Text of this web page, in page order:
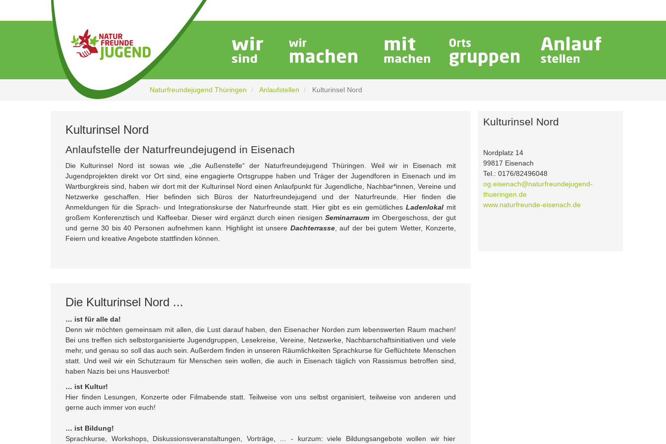
Naturfreundejugend Thüringen Anlaufstellen Kulturinsel Nord
Kulturinsel Nord
Anlaufstelle der Naturfreundejugend in Eisenach
Die Kulturinsel Nord ist sowas wie „die Außenstelle“ der Naturfreundejugend Thüringen. Weil wir in Eisenach mit
Jugendprojekten direkt vor Ort sind, eine engagierte Ortsgruppe haben und Träger der Jugendforen in Eisenach und im
Wartburgkreis sind, haben wir dort mit der Kulturinsel Nord einen Anlaufpunkt für Jugendliche, Nachbar*innen, Vereine und
Netzwerke geschaffen. Hier befinden sich Büros der Naturfreundejugend und der Naturfreunde. Hier finden die
Anmeldungen für die Sprach- und Integrationskurse der Naturfreunde statt. Hier gibt es ein gemütliches Ladenlokalmit
großem Konferenztisch und Kaffeebar. Dieser wird ergänzt durch einen riesigenSeminarraum im Obergeschoss, der gut
und gerne 30 bis 40 Personen aufnehmen kann. Highlight ist unsere Dachterrasse, auf der bei gutem Wetter, Konzerte,
Feiern und kreative Angebote stattfinden können.
Die Kulturinsel Nord ...
… ist für alle da!
Denn wir möchten gemeinsam mit allen, die Lust darauf haben, den Eisenacher Norden zum lebenswerten Raum machen!
Bei uns treffen sich selbstorganisierte Jugendgruppen, Lesekreise, Vereine, Netzwerke, Nachbarschaftsinitiativen und viele
mehr, und genau so soll das auch sein. Außerdem finden in unseren Räumlichkeiten Sprachkurse für Geflüchtete Menschen
statt. Und weil wir ein Schutzraum für Menschen sein wollen, die auch in Eisenach täglich von Rassismus betroffen sind,
haben Nazis bei uns Hausverbot!
… ist Kultur!
Hier finden Lesungen, Konzerte oder Filmabende statt. Teilweise von uns selbst organisiert, teilweise von anderen und
gerne auch immer von euch!
… ist Bildung!
Sprachkurse, Workshops, Diskussionsveranstaltungen, Vorträge, … - kurzum: viele Bildungsangebote wollen wir hier
Kulturinsel Nord
Nordplatz 14
99817 Eisenach
Tel.: 0176/82496048
og.eisenach@naturfreundejugend-
thueringen.de
www.naturfreunde-eisenach.de